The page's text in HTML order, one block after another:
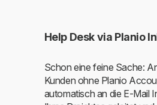
Help Desk via Planio
Schon eine feine Sache:
Kunden ohne Planio
automatisch an die E-Mail